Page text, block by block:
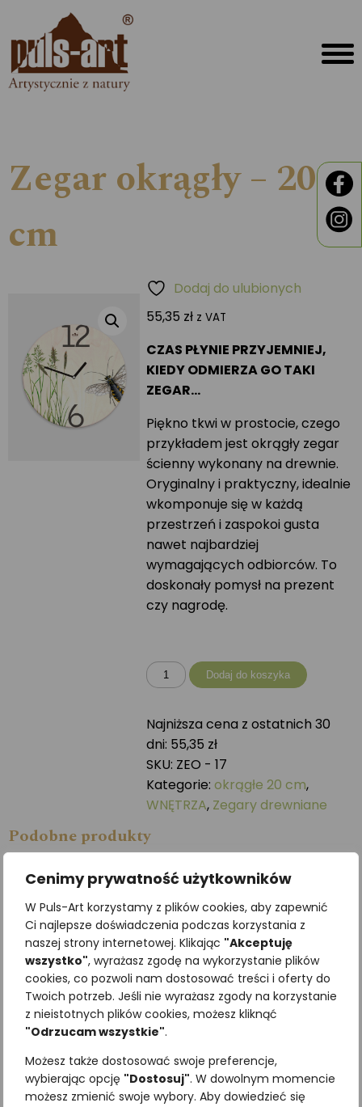
Cenimy prywatność użytkowników
W Puls-Art korzystamy z plików cookies, aby zapewnić
Ci najlepsze doświadczenia podczas korzystania z
naszej strony internetowej. Klikając "Akceptuję
wszystko", wyrażasz zgodę na wykorzystanie plików
cookies, co pozwoli nam dostosować treści i oferty do
Twoich potrzeb. Jeśli nie wyrażasz zgody na korzystanie
z nieistotnych plików cookies, możesz kliknąć
"Odrzucam wszystkie".
Możesz także dostosować swoje preferencje,
wybierając opcję "Dostosuj". W dowolnym momencie
możesz zmienić swoje wybory. Aby dowiedzieć się
Zegar okrągły – 20
cm
55,35 zł z VAT
CZAS PŁYNIE PRZYJEMNIEJ,
KIEDY ODMIERZA GO TAKI
ZEGAR…
Piękno tkwi w prostocie, czego
przykładem jest okrągły zegar
ścienny wykonany na drewnie.
Oryginalny i praktyczny, idealnie
wkomponuje się w każdą
przestrzeń i zaspokoi gusta
nawet najbardziej
wymagających odbiorców. To
doskonały pomysł na prezent
czy nagrodę.
ilość
Zegar
-
20
cm
Dodaj do koszyka
Dodaj do ulubionych
Najniższa cena z ostatnich 30
dni: 55,35 zł
SKU: ZEO - 17
Kategorie:okrągłe 20 cm,
WNĘTRZA, Zegary drewniane
Podobne produkty
Zięba
196,80zł z VAT
Zegar okrągły – 30 cm
98,40zł z VAT